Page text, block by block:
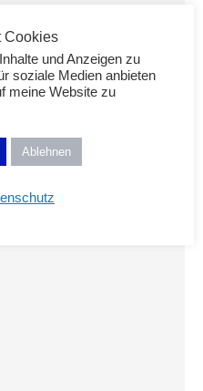
Cookies
und Anzeigen zu
soziale Medien anbieten
meine Website zu
Ablehnen